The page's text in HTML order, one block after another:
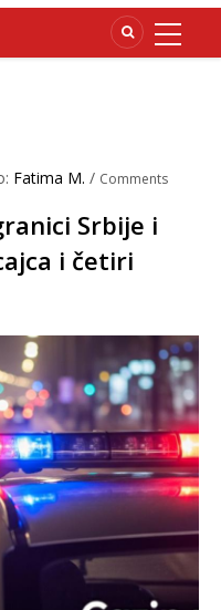
Fatima M. / Comments
Srbije i
i četiri